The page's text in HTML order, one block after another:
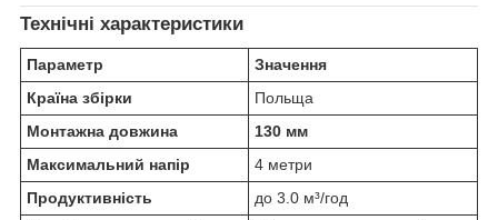
Технічні характеристики
Параметр
Значення
Країна збірки
Польща
Монтажна довжина
130 мм
Максимальний напір
4 метри
Продуктивність
до 3.0 м³/год